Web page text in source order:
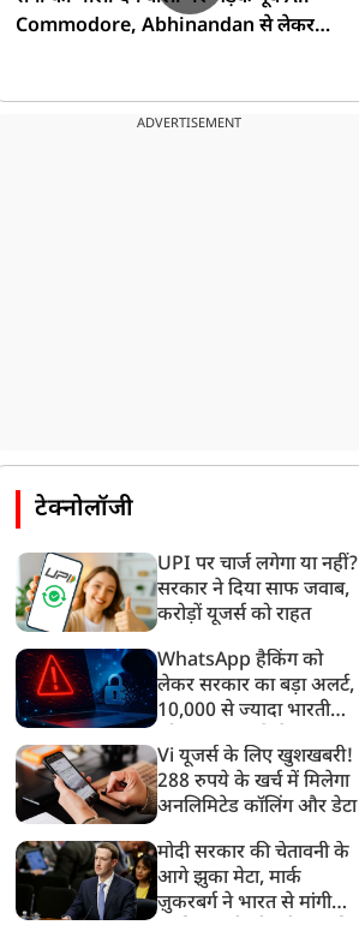
Commodore, Abhinandan से लेकर
ADVERTISEMENT
टेक्नोलॉजी
UPI पर चार्ज लगेगा या नहीं?
सरकार ने दिया साफ जवाब,
करोड़ों यूजर्स को राहत
WhatsApp हैकिंग को
लेकर सरकार का बड़ा अलर्ट,
10,000 से ज्यादा भारतीयों
गया
Vi यूजर्स के लिए खुशखबरी!
288 रुपये के खर्च में मिलेगा
अनलिमिटेड कॉलिंग और डेटा
मोदी सरकार की चेतावनी के
आगे झुका मेटा, मार्क
ज़ुकरबर्ग ने भारत से मांगी